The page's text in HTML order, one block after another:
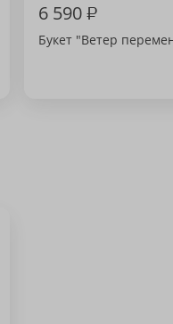
6 590₽
Букет "Ветер